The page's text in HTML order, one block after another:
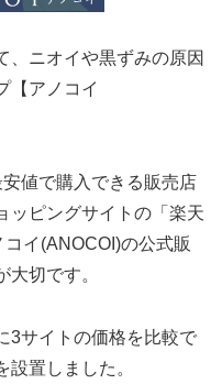
、ニオイや黒ずみの原因
【アノコイ
値で購入できる販売店
ッピングサイトの「楽天
イ(ANOCOI)の公式販
切です。
3サイトの価格を比較で
置しました。